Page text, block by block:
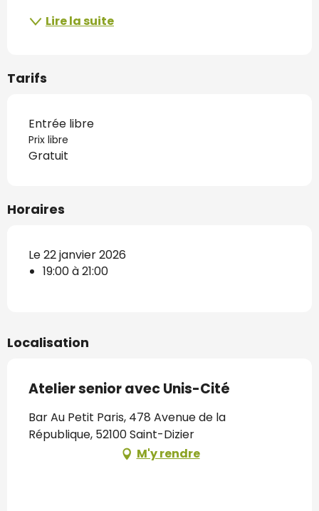
Lire la suite
Tarifs
Entrée libre
Prix libre
Gratuit
Horaires
Le 22 janvier 2026
19:00 à 21:00
Localisation
Atelier senior avec Unis-Cité
Bar Au Petit Paris, 478 Avenue de la
République, 52100 Saint-Dizier
M'y rendre